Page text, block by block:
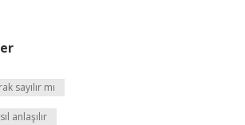
sayılır mı
anlaşılır